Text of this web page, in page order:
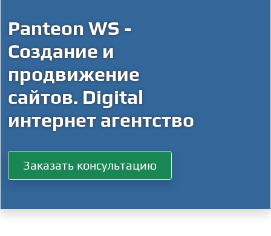
Panteon WS -
Создание и
продвижение
сайтов. Digital
интернет агентство
Заказать консультацию